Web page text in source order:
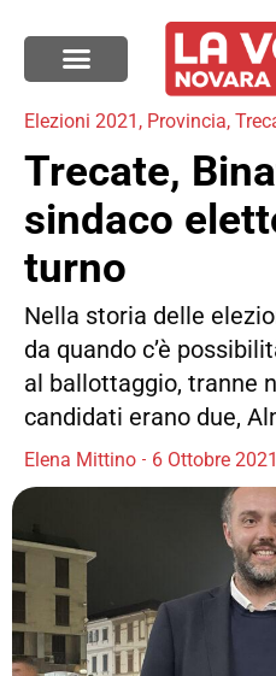
Elezioni 2021 , Provincia,
Trecate,
sindaco
turno
Nella storia delle
da quando c’è
al ballottaggio, tranne
candidati erano due,
Elena Mittino 6 Ottobre 2021